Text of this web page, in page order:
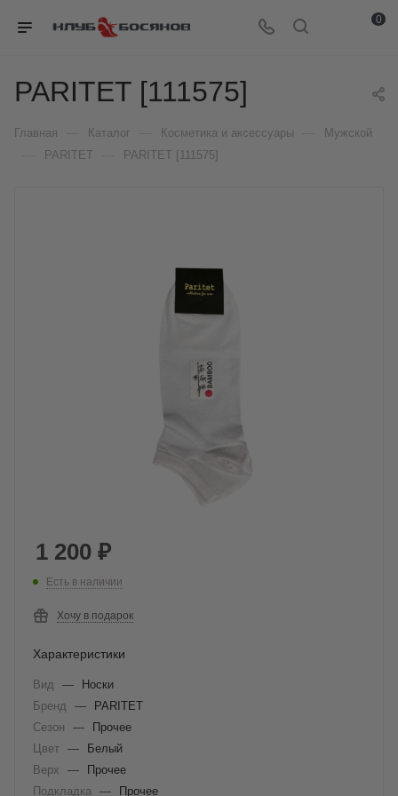
0
PARITET [111575]
Главная Каталог Косметика и аксессуары Мужской
PARITET PARITET [111575]
1 200 ₽
Есть в наличии
Хочу в подарок
Характеристики
Вид —
Носки
Бренд
—
PARITET
Сезон
—
Прочее
Цвет —
Белый
Верх
—
Прочее
Подкладка
—
Прочее